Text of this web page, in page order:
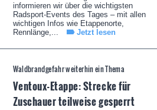
informieren wir über die wichtigsten
Radsport-Events des Tages – mit allen
wichtigen Infos wie Etappenorte,
Rennlänge,...
Jetzt lesen
Waldbrandgefahr weiterhin ein Thema
Ventoux-Etappe: Strecke für
Zuschauer teilweise gesperrt